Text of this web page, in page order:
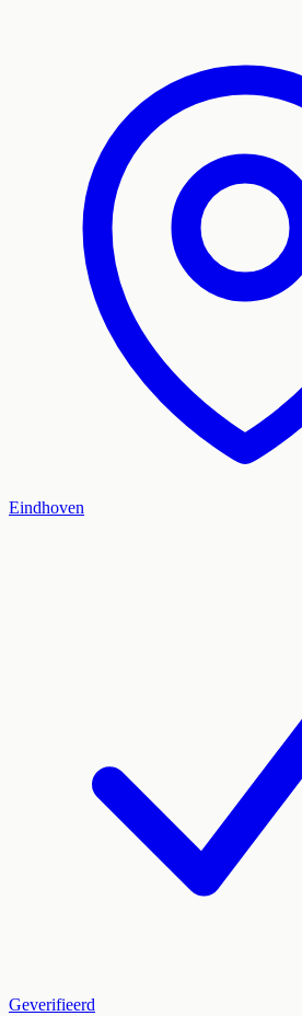
Eindhoven
Geverifieerd